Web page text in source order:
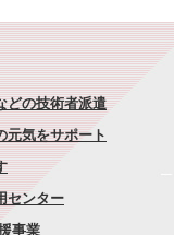
どの技術者派遣
元気をサポート
センター
事業